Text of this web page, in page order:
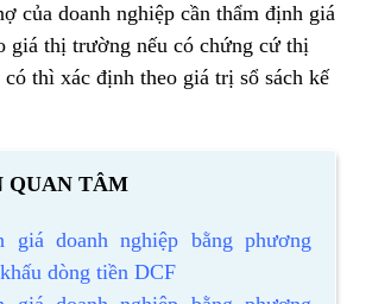
của doanh nghiệp cần thẩm định giá
giá thị trường nếu có chứng cứ thị
thì xác định theo giá trị sổ sách kế
QUAN TÂM
giá doanh nghiệp bằng phương
dòng tiền DCF